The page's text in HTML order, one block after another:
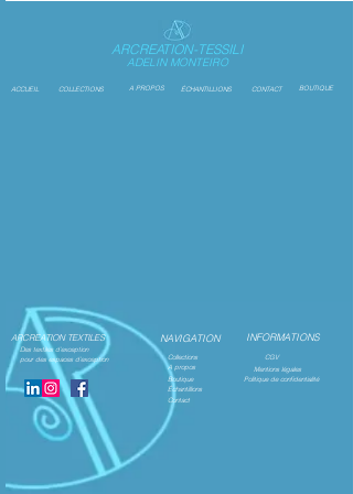
ARCREATION-TESSILI
ADELIN MONTEIRO
ACCUEIL COLLECTIONS A PROPOS ÉCHANTILLIONS CONTACT BOUTIQUE
ARCREATION TEXTILES NAVIGATION INFORMATIONS
Des textiles d’exception
pour des espaces d’exception
Collections
A propos
Boutique
Échantillions
Contact
CGV
Mentions légales
Politique de confidentialité